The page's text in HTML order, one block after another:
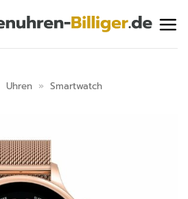
Uhren » Smartwatch